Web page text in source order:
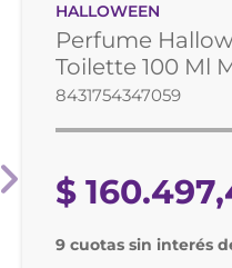
HALLOWEEN
Perfume
Toilette 100 Ml
8431754347059
$ 160.497,
9 cuotas sin interés